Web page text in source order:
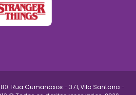
Rua Cumanaxos - 371, Vila Santana -